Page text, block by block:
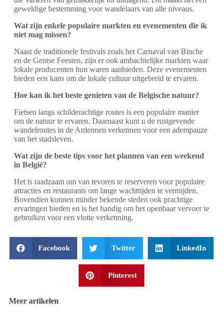
geweldige bestemming voor wandelaars van alle niveaus.
Wat zijn enkele populaire markten en evenementen die ik
niet mag missen?
Naast de traditionele festivals zoals het Carnaval van Binche
en de Gentse Feesten, zijn er ook ambachtelijke markten waar
lokale producenten hun waren aanbieden. Deze evenementen
bieden een kans om de lokale cultuur uitgebreid te ervaren.
Hoe kan ik het beste genieten van de Belgische natuur?
Fietsen langs schilderachtige routes is een populaire manier
om de natuur te ervaren. Daarnaast kunt u de rustgevende
wandelroutes in de Ardennen verkennen voor een adempauze
van het stadsleven.
Wat zijn de beste tips voor het plannen van een weekend
in België?
Het is raadzaam om van tevoren te reserveren voor populaire
attracties en restaurants om lange wachttijden te vermijden.
Bovendien kunnen minder bekende steden ook prachtige
ervaringen bieden en is het handig om het openbaar vervoer te
gebruiken voor een vlotte verkenning.
Facebook Twitter LinkedIn
Pinterest
Meer artikelen